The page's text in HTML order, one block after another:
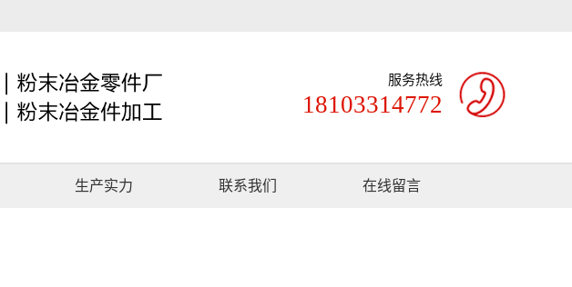
服务热线
18103314772
生产实力 联系我们 在线留言